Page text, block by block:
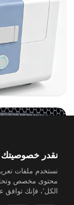
نقدر خصوصيتك
نستخدم ملفات
محتوى مخصص
الكل'، فإنك توافق